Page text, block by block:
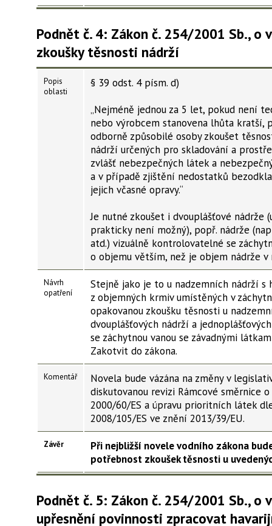
Podnět č. 4: Zákon č. 254/2001 Sb., o
zkoušky těsnosti nádrží
Popis
oblasti
§ 39 odst. 4 písm. d)
„Nejméně jednou za 5 let, pokud není
nebo výrobcem stanovena lhůta kratší,
odborně způsobilé osoby zkoušet
nádrží určených pro skladování a
zvlášť nebezpečných látek a
a v případě zjištění nedostatků
jejich včasné opravy.“
Je nutné zkoušet i dvouplášťové nádrže
prakticky není možný), popř. nádrže
atd.) vizuálně kontrolovatelné se
o objemu větším, než je objem nádrže v
Návrh
opatření
Stejně jako je to u nadzemních nádrží s
z objemných krmiv umístěných v
opakovanou zkoušku těsnosti u
dvouplášťových nádrží a
se záchytnou vanou se závadnými
Zakotvit do zákona.
Komentář
Novela bude vázána na změny v
diskutovanou revizi Rámcové směrnice
2000/60/ES a úpravu prioritních látek
2008/105/ES ve znění 2013/39/EU.
Závěr
Při nejbližší novele vodního zákona
potřebnost zkoušek těsnosti u
Podnět č. 5: Zákon č. 254/2001 Sb., o
upřesnění povinnosti zpracovat